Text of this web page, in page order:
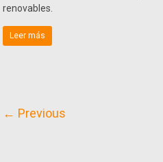
renovables.
Leer más
← Previous